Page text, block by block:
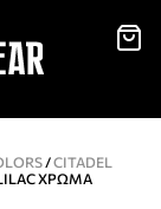
/CITADEL
LILAC ΧΡΏΜΑ